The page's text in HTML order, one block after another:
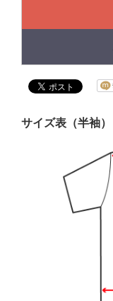
サイズ表（半袖）